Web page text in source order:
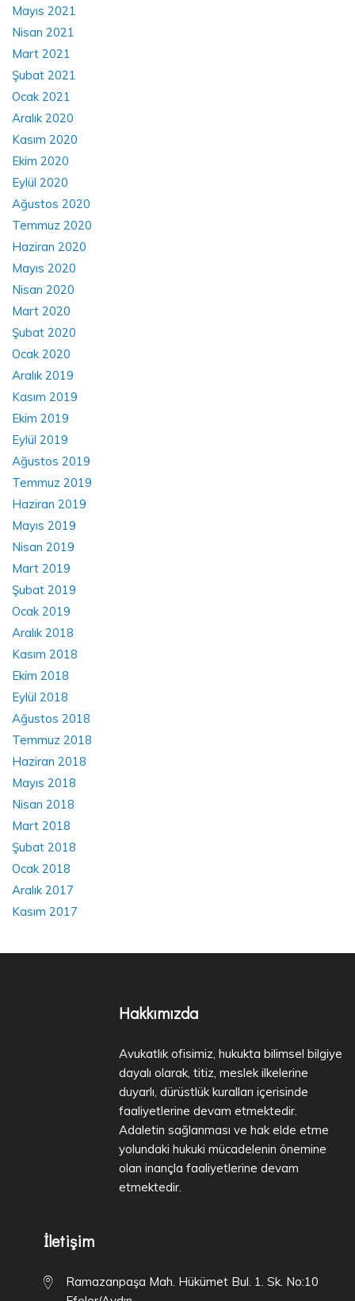
Mayıs 2021
Nisan 2021
Mart 2021
Şubat 2021
Ocak 2021
Aralık 2020
Kasım 2020
Ekim 2020
Eylül 2020
Ağustos 2020
Temmuz 2020
Haziran 2020
Mayıs 2020
Nisan 2020
Mart 2020
Şubat 2020
Ocak 2020
Aralık 2019
Kasım 2019
Ekim 2019
Eylül 2019
Ağustos 2019
Temmuz 2019
Haziran 2019
Mayıs 2019
Nisan 2019
Mart 2019
Şubat 2019
Ocak 2019
Aralık 2018
Kasım 2018
Ekim 2018
Eylül 2018
Ağustos 2018
Temmuz 2018
Haziran 2018
Mayıs 2018
Nisan 2018
Mart 2018
Şubat 2018
Ocak 2018
Aralık 2017
Kasım 2017
Hakkımızda
Avukatlık ofisimiz, hukukta bilimsel bilgiye
dayalı olarak, titiz, meslek ilkelerine
duyarlı, dürüstlük kuralları içerisinde
faaliyetlerine devam etmektedir.
Adaletin sağlanması ve hak elde etme
yolundaki hukuki mücadelenin önemine
olan inançla faaliyetlerine devam
etmektedir.
İletişim
Ramazanpaşa Mah. Hükümet Bul. 1. Sk. No:10